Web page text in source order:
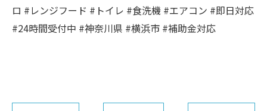
ロ #レンジフード #トイレ #食洗機 #エアコン #即日対応
#24時間受付中 #神奈川県 #横浜市 #補助金対応